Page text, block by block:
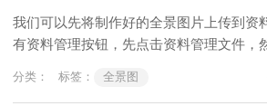
我们可以先将制作好的全景图片上传到资
有资料管理按钮，先点击资料管理文件，
分类： 标签： 全景图